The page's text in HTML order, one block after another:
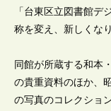
「台東区立図書館デ
称を変え、新しくな
同館が所蔵する和本
の貴重資料のほか、
の写真のコレクショ